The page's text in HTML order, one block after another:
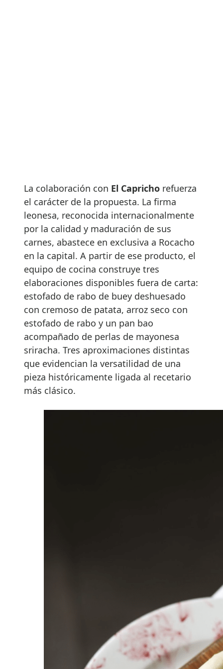
La colaboración con El Capricho refuerza
el carácter de la propuesta. La firma
leonesa, reconocida internacionalmente
por la calidad y maduración de sus
carnes, abastece en exclusiva a Rocacho
en la capital. A partir de ese producto, el
equipo de cocina construye tres
elaboraciones disponibles fuera de carta:
estofado de rabo de buey deshuesado
con cremoso de patata, arroz seco con
estofado de rabo y un pan bao
acompañado de perlas de mayonesa
sriracha. Tres aproximaciones distintas
que evidencian la versatilidad de una
pieza históricamente ligada al recetario
más clásico.